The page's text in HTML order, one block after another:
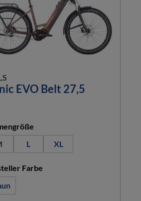
EVO Belt 27,5
L XL
Farbe